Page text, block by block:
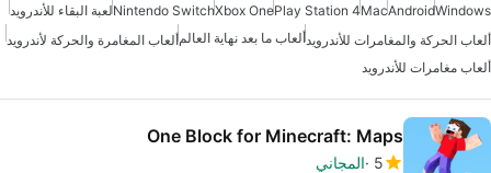
Windows
Android
Mac
Play Station 4
Xbox One
Nintendo Switchلعبة البقاء للأندرويد
ألعاب الحركة والمغامرات للأندرويدألعاب ما بعد نهاية العالمألعاب المغامرة والحركة لأندرويد
ألعاب مغامرات للأندرويد
One Block for Minecraft: Maps
5 المجاني